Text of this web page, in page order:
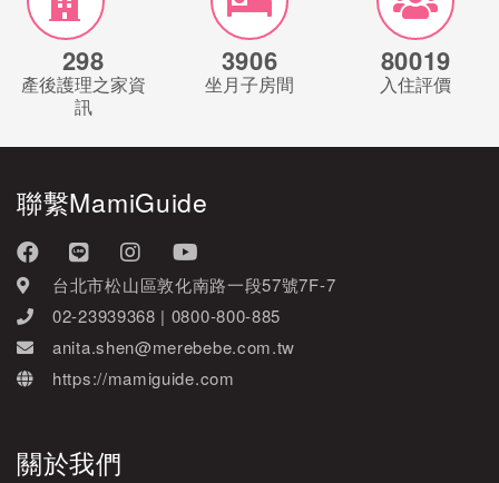
298
產後護理之家資
訊
3906
坐月子房間
80019
入住評價
聯繫MamiGuide
台北市松山區敦化南路一段57號7F-7
02-23939368 | 0800-800-885
anita.shen@merebebe.com.tw
https://mamiguide.com
關於我們